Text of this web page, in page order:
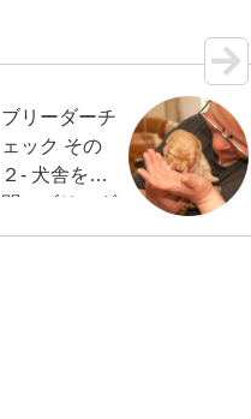
ブリーダーチ
ェック その
２- 犬舎を訪
問でブリーダ
ーの質を知る